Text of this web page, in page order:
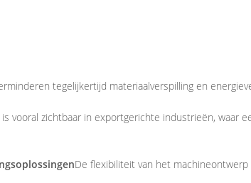
tegelijkertijd materiaalverspilling en
is vooral zichtbaar in exportgerichte industrieën, waar
De flexibiliteit van het